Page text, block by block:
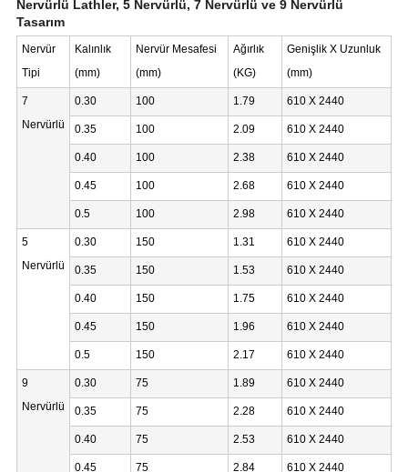
Nervürlü Lathler, 5 Nervürlü, 7 Nervürlü ve 9 Nervürlü
Tasarım
Nervür
Tipi
Kalınlık
(mm)
Nervür Mesafesi
(mm)
Ağırlık
(KG)
Genişlik X Uzunluk
(mm)
7
Nervürlü
0.30 100 1.79 610 X 2440
0.35 100 2.09 610 X 2440
0.40 100 2.38 610 X 2440
0.45 100 2.68 610 X 2440
0.5 100 2.98 610 X 2440
5
Nervürlü
0.30 150 1.31 610 X 2440
0.35 150 1.53 610 X 2440
0.40 150 1.75 610 X 2440
0.45 150 1.96 610 X 2440
0.5 150 2.17 610 X 2440
9
Nervürlü
0.30 75 1.89 610 X 2440
0.35 75 2.28 610 X 2440
0.40 75 2.53 610 X 2440
0.45 75 2.84 610 X 2440